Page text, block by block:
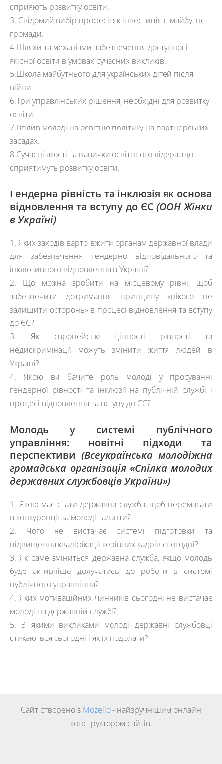
сприяють розвитку освіти.
3. Свідомий вибір професії як інвестиція в майбутнє
громади.
4.Шляхи та механізми забезпечення доступної і
якісної освіти в умовах сучасних викликів.
5.Школа майбутнього для українських дітей після
війни.
6.Три управлінських рішення, необхідні для розвитку
освіти.
7.Вплив молоді на освітню політику на партнерських
засадах.
8.Сучасні якості та навички освітнього лідера, що
сприятимуть розвитку освіти.
Гендерна рівність та інклюзія як основа
відновлення та вступу до ЄС (ООН Жінки
в Україні)
1. Яких заходів варто вжити органам державної влади
для забезпечення гендерно відповідального та
інклюзивного відновлення в Україні?
2. Що можна зробити на місцевому рівні, щоб
забезпечити дотримання принципу «нікого не
залишити осторонь» в процесі відновлення та вступу
до ЄС?
3. Як європейські цінності рівності та
недискримінації можуть змінити життя людей в
Україні?
4. Якою ви бачите роль молоді у просуванні
гендерної рівності та інклюзії на публічній службі і
процесі відновлення та вступу до ЄС?
Молодь у системі публічного
управління: новітні підходи та
перспективи (Всеукраїнська молодіжна
громадська організація «Спілка молодих
державних службовців України»)
1. Якою має стати державна служба, щоб перемагати
в конкуренції за молоді таланти?
2. Чого не вистачає системі підготовки та
підвищення кваліфікації керівних кадрів сьогодні?
3. Як саме зміниться державна служба, якщо молодь
буде активніше долучатись до роботи в системі
публічного управління?
4. Яких мотиваційних чинників сьогодні не вистачає
молоді на державній службі?
5. З якими викликами молоді державні службовці
стикаються сьогодні і як їх подолати?
Сайт створено з Mozello- найзручнішим онлайн
конструктором сайтів.